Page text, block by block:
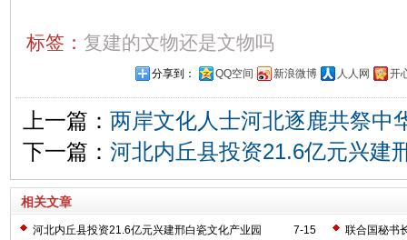
标签： 复建的文物还是文物吗
分享到： QQ空间 新浪微博 人人网 开
上一篇： 两岸文化人士河北逐鹿共祭中
下一篇： 河北内丘县投资21.6亿元兴建
相关文章
7-15
河北内丘县投资21.6亿元兴建邢白瓷文化产业园 联合国秘书